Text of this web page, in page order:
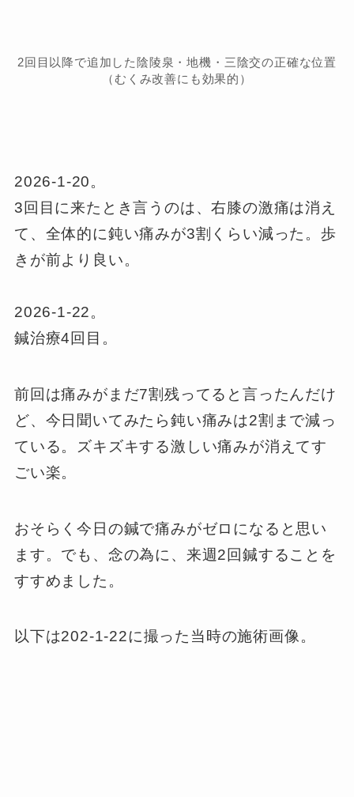
2回目以降で追加した陰陵泉・地機・三陰交の正確な位置
（むくみ改善にも効果的）
2026-1-20。
3回目に来たとき言うのは、右膝の激痛は消え
て、全体的に鈍い痛みが3割くらい減った。歩
きが前より良い。
2026-1-22。
鍼治療4回目。
前回は痛みがまだ7割残ってると言ったんだけ
ど、今日聞いてみたら鈍い痛みは2割まで減っ
ている。ズキズキする激しい痛みが消えてす
ごい楽。
おそらく今日の鍼で痛みがゼロになると思い
ます。でも、念の為に、来週2回鍼することを
すすめました。
以下は202-1-22に撮った当時の施術画像。